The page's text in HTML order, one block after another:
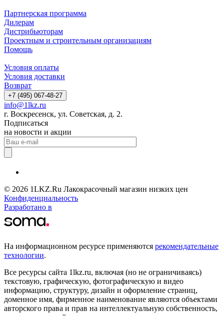
Партнерская программа
Дилерам
Дистрибьюторам
Проектным и строительным организациям
Помощь
Условия оплаты
Условия доставки
Возврат
+7 (495) 067-48-27
info@1lkz.ru
г. Воскресенск, ул. Советская, д. 2.
Подписаться
на новости и акции
© 2026 1LKZ.Ru Лакокрасочный магазин низких цен
Конфиденциальность
Разработано в
На информационном ресурсе применяются рекомендательные
технологии.
Все ресурсы сайта 1lkz.ru, включая (но не ограничиваясь)
текстовую, графическую, фотографическую и видео
информацию, структуру, дизайн и оформление страниц,
доменное имя, фирменное наименование являются объектами
авторского права и прав на интеллектуальную собственность,